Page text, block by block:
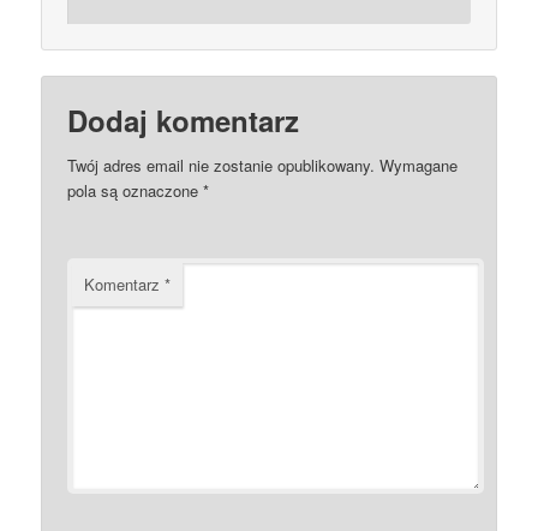
Dodaj komentarz
Twój adres email nie zostanie opublikowany. Wymagane
pola są oznaczone*
Komentarz*